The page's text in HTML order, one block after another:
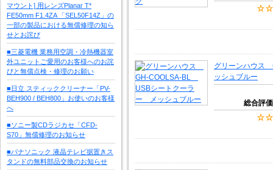
マウント] 用レンズPlanar T*
FE50mm F1.4ZA 「SEL50F14Z」の
一部の製品における無償修理の知ら
せとお詫び
■三菱電機 業務用空調・冷熱機器室
外ユニットご愛用のお客様へのお詫
びと無償点検・修理のお願い
■日立 スティッククリーナー「PV-
BEH900 / BEH800」お使いのお客様
へ
■ソニー製CDラジカセ「CFD-
S70」無償修理のお知らせ
■パナソニック 液晶テレビ据置きス
タンドの無料部品交換のお知らせ
グリーンハウス
ッシュブルー
総合評価